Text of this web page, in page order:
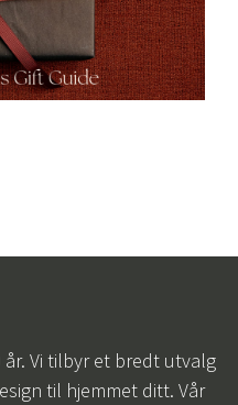
Vi tilbyr et bredt utvalg
til hjemmet ditt. Vår